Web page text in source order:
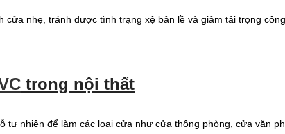
nhẹ, tránh được tình trạng xệ bản lề và giảm tải trọng
trong nội thất
tự nhiên để làm các loại cửa như cửa thông phòng, cửa văn